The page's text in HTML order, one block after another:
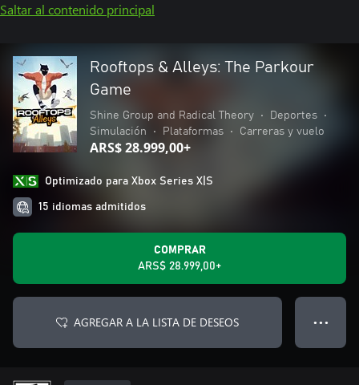
Saltar al contenido principal
Rooftops & Alleys: The Parkour
Game
Shine Group and Radical Theory • Deportes
•
Simulación
• Plataformas • Carreras y vuelo
ARS$ 28.999,00+
Optimizado para Xbox Series X|S
15 idiomas admitidos
COMPRAR
ARS$ 28.999,00+
AGREGAR A LA LISTA DE DESEOS ● ● ●